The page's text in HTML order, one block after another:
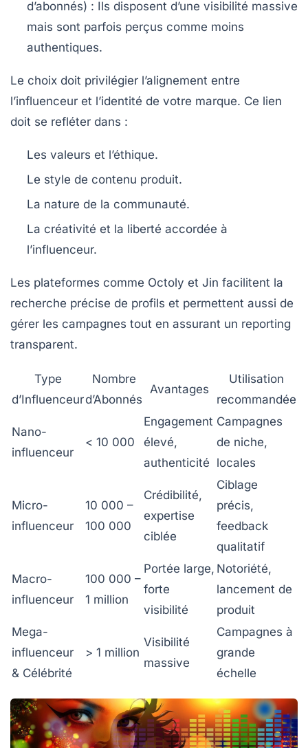
d’abonnés) : Ils disposent d’une visibilité massive
mais sont parfois perçus comme moins
authentiques.
Le choix doit privilégier l’alignement entre
l’influenceur et l’identité de votre marque. Ce lien
doit se refléter dans :
Les valeurs et l’éthique.
Le style de contenu produit.
La nature de la communauté.
La créativité et la liberté accordée à
l’influenceur.
Les plateformes comme Octoly et Jin facilitent la
recherche précise de profils et permettent aussi de
gérer les campagnes tout en assurant un reporting
transparent.
Type
d’Influenceur
Nombre
d’Abonnés
Avantages
Utilisation
recommandée
Nano-
influenceur
< 10 000
Engagement
élevé,
authenticité
Campagnes
de niche,
locales
Micro-
influenceur
10 000 –
100 000
Crédibilité,
expertise
ciblée
Ciblage
précis,
feedback
qualitatif
Macro-
influenceur
100 000 –
1 million
Portée large,
forte
visibilité
Notoriété,
lancement de
produit
Mega-
influenceur
& Célébrité
> 1 million
Visibilité
massive
Campagnes à
grande
échelle